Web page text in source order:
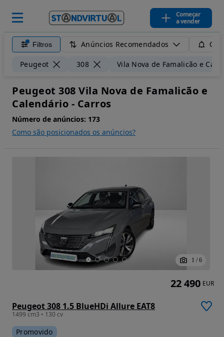
Começar
a vender
Filtros Anúncios Recomendados
Peugeot 308 Vila Nova de Famalicão e
Peugeot 308 Vila Nova de Famalicão e
Calendário - Carros
Número de anúncios: 173
Como são posicionados os anúncios?
1 / 6
Peugeot 308 1.5 BlueHDi Allure EAT8
1499 cm3 • 130 cv
Promovido
22 490 EUR